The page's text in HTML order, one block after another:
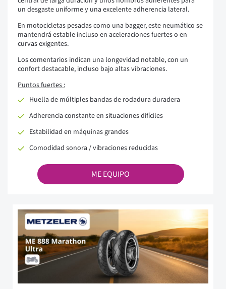
un desgaste uniforme y una excelente adherencia lateral.
En motocicletas pesadas como una bagger, este neumático se
mantendrá estable incluso en aceleraciones fuertes o en
curvas exigentes.
Los comentarios indican una longevidad notable, con un
confort destacable, incluso bajo altas vibraciones.
Puntos fuertes :
Huella de múltiples bandas de rodadura duradera
Adherencia constante en situaciones difíciles
Estabilidad en máquinas grandes
Comodidad sonora / vibraciones reducidas
ME EQUIPO